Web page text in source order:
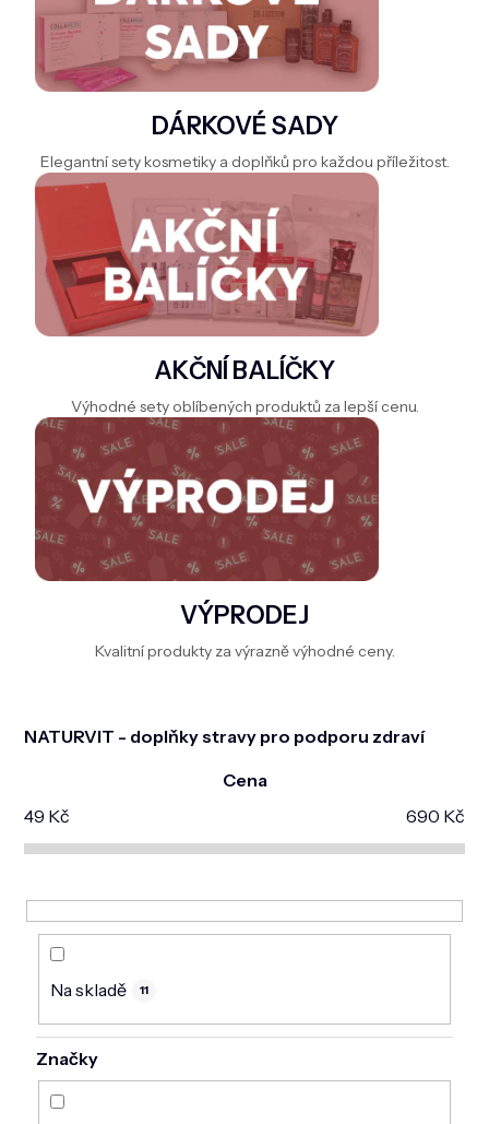
DOMÁCNOST
ZNAČKY
NATURVIT - doplňky stravy pro podporu zdraví
DÁRKOVÉ SADY
Elegantní sety kosmetiky a doplňků pro každou příležitost.
AKČNÍ BALÍČKY
Výhodné sety oblíbených produktů za lepší cenu.
VÝPRODEJ
Kvalitní produkty za výrazně výhodné ceny.
Cena
49 Kč 690 Kč
Na skladě 11
Značky